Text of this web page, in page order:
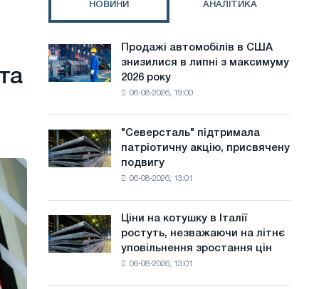
и
в
у
с
а
й
т
НОВИНИ АНАЛІТИКА
Продажі
автомобілів
в
липні
з
року
Продажі автомобілів в США
знизилися в липні з максимуму
2026 року
06-08-2026, 19:00
"Северсталь"
підтримала
патріотичну
радянської
авіації
Великої
"Северсталь" підтримала
патріотичну акцію, присвячену
подвигу
06-08-2026, 13:01
Ціни
на
котушку
Ціни на котушку в Італії
ростуть, незважаючи на літнє
уповільнення зростання цін
06-08-2026, 13:01